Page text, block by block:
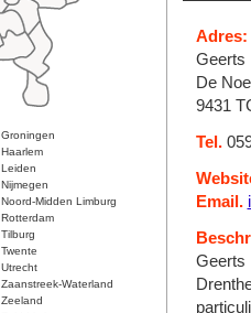
Groningen
Haarlem
Leiden
Nijmegen
Noord-Midden Limburg
Rotterdam
Tilburg
Twente
Utrecht
Zaanstreek-Waterland
Zeeland
Adres:
Geerts
De
9431
Tel.
Email.
Geerts